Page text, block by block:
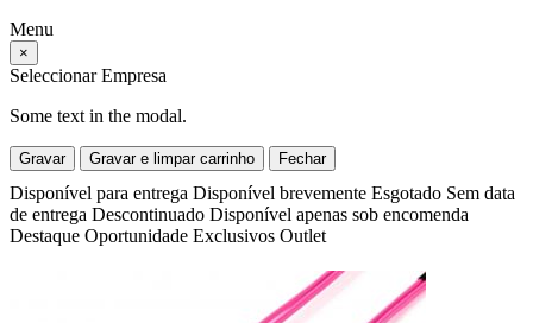
Menu
×
Seleccionar Empresa
Some text in the modal.
Gravar Gravar e limpar carrinho Fechar
Disponível para entrega Disponível brevemente Esgotado Sem data
de entrega Descontinuado Disponível apenas sob encomenda
Destaque Oportunidade Exclusivos Outlet